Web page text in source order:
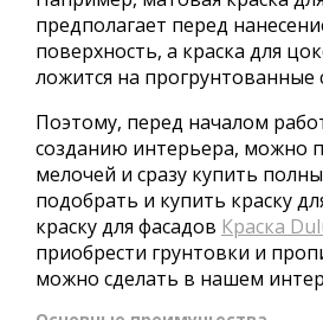
предполагает перед
поверхность, а краска для
ложится на прогрунтованные
Поэтому, перед началом
созданию интерьера, можно
мелочей и сразу купить
подобрать и купить краску
краску для фасадов Краска
приобрести грунтовки и
можно сделать в нашем